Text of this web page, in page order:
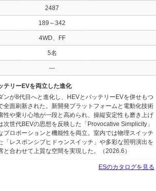
2487
189～342
4WD、FF
5名
---
テリーEVを両立した進化
ンが8代目へと進化し、HEVとバッテリーEVを併せもつ
全面刷新された。新開発プラットフォームと電動化技術
性や乗り心地が一段と高められ、操縦安定性も磨き上げ
次世代BEVの思想を反映した「Provocative Simplicity」
プロポーションと機能性を両立。室内では物理スイッチ
「レスポンシブヒドゥンスイッチ」や多彩な照明演出を
と合わせて上質な空間を実現した。（2026.6）
ESのカタログを見る